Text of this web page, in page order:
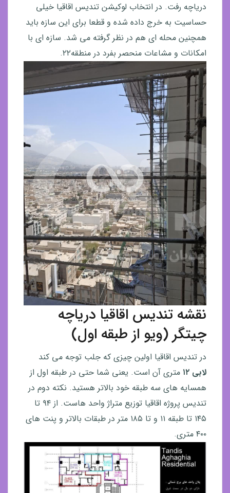
دریاچه رفت. در انتخاب لوکیشن تندیس اقاقیا خیلی
حساسیت به خرج داده شده و قطعا برای این سازه باید
همچنین محله ای هم در نظر گرفته می شد. سازه ای با
امکانات و مشاعات منحصر بفرد در منطقه۲۲.
نقشه تندیس اقاقیا دریاچه
چیتگر (ویو از طبقه اول)
در تندیس اقاقیا اولین چیزی که جلب توجه می کند
لابی ۱۲
متری آن است. یعنی شما حتی در طبقه اول از
همسایه های سه طبقه خود بالاتر هستید. نکته دوم در
تندیس پروژه اقاقیا توزیع متراژ واحد هاست. از ۹۴ تا
۱۴۵ تا طبقه ۱۱ و تا ۱۸۵ متر در طبقات بالاتر و پنت های
۴۰۰ متری.